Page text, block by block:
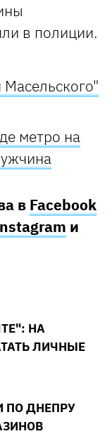
в полиции.
метро на
в Facebook
и
НА
ЛИЧНЫЕ
ПО ДНЕПРУ